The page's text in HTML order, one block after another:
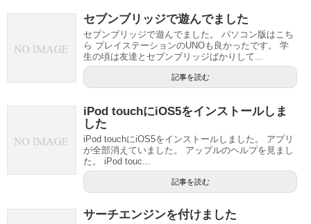
セブンブリッジで遊んでました
セブンブリッジで遊んでました。 パソコン版はこち
ら プレイステーションのUNOも良かったです。 学
生の頃は友達とセブンブリッジばかりして...
記事を読む
iPod touchにiOS5をインストールしま
した
iPod touchにiOS5をインストールしました。 アプリ
が全部消えていました。 アップルのヘルプを見まし
た。 iPod touc...
記事を読む
サーチエンジンを付けました